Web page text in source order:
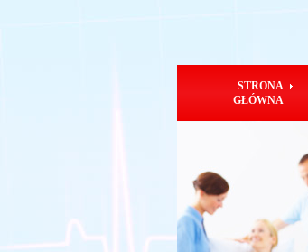
STRONA
GŁÓWNA